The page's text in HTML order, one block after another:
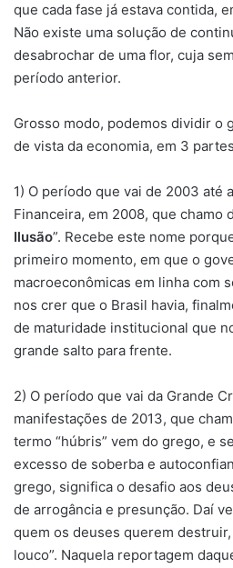
que cada fase já estava contida,
Não existe uma solução de
desabrochar de uma flor, cuja
período anterior.
Grosso modo, podemos dividir o
de vista da economia, em 3
1) O período que vai de 2003 até
Financeira, em 2008, que chamo
Ilusão”. Recebe este nome
primeiro momento, em que o
macroeconômicas em linha com
nos crer que o Brasil havia,
de maturidade institucional que
grande salto para frente.
2) O período que vai da Grande
manifestações de 2013, que
termo “húbris” vem do grego, e
excesso de soberba e
grego, significa o desafio aos
de arrogância e presunção. Daí
quem os deuses querem
louco”. Naquela reportagem